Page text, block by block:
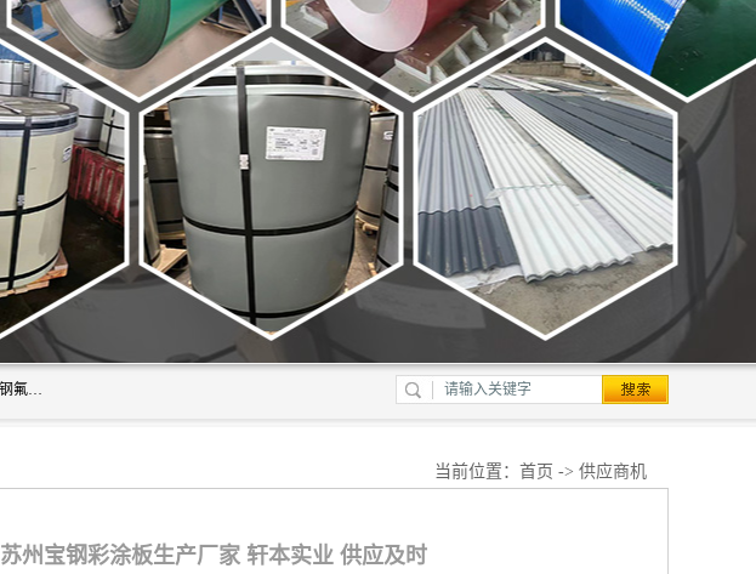
上海轩本实业有限公司主营产品：宝钢彩钢板、宝钢彩钢卷、宝钢彩涂板、宝钢彩涂卷、宝钢高耐候彩钢板，宝钢氟碳彩钢板。是一家集钢铁贸易，物流、加工为一体的产业全配套公司。
当前位置： 首页 -> 供应商机
苏州宝钢彩涂板生产厂家 轩本实业 供应及时